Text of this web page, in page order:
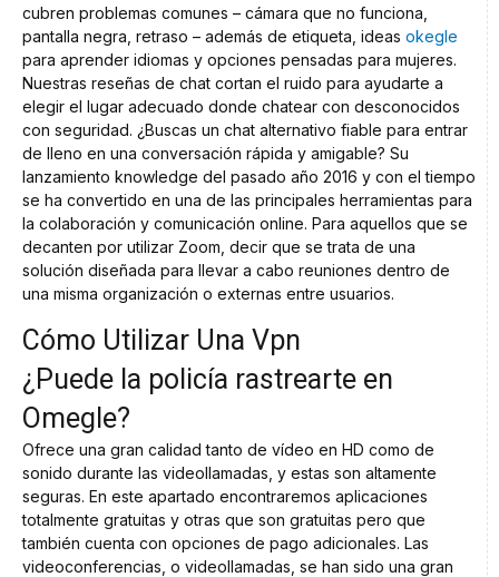
cubren problemas comunes – cámara que no funciona,
pantalla negra, retraso – además de etiqueta, ideas okegle
para aprender idiomas y opciones pensadas para mujeres.
Nuestras reseñas de chat cortan el ruido para ayudarte a
elegir el lugar adecuado donde chatear con desconocidos
con seguridad. ¿Buscas un chat alternativo fiable para entrar
de lleno en una conversación rápida y amigable? Su
lanzamiento knowledge del pasado año 2016 y con el tiempo
se ha convertido en una de las principales herramientas para
la colaboración y comunicación online. Para aquellos que se
decanten por utilizar Zoom, decir que se trata de una
solución diseñada para llevar a cabo reuniones dentro de
una misma organización o externas entre usuarios.
Cómo Utilizar Una Vpn
¿Puede la policía rastrearte en
Omegle?
Ofrece una gran calidad tanto de vídeo en HD como de
sonido durante las videollamadas, y estas son altamente
seguras. En este apartado encontraremos aplicaciones
totalmente gratuitas y otras que son gratuitas pero que
también cuenta con opciones de pago adicionales. Las
videoconferencias, o videollamadas, se han sido una gran